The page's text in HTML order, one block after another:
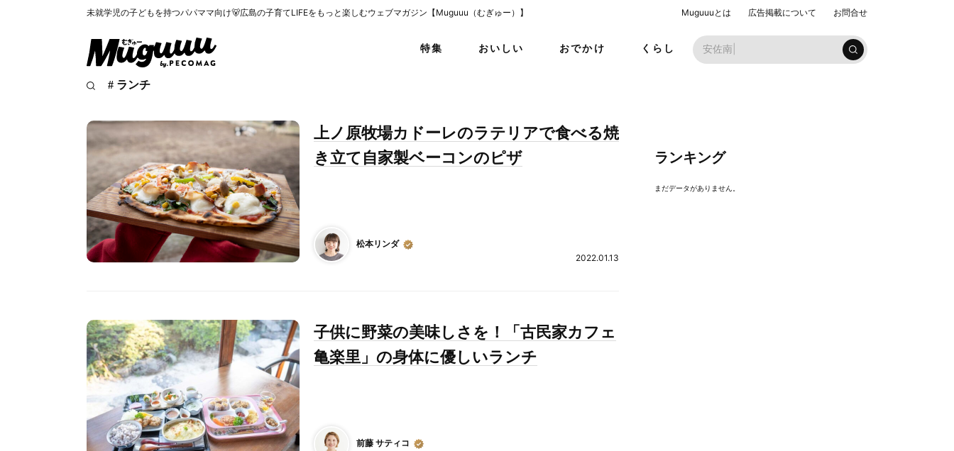
未就学児の子どもを持つパパママ向け🐻広島の子育てLIFEをもっと楽しむウェブマガジン【Muguuu（むぎゅー）】 Muguuuとは 広告掲載について お問合せ
特集 おいしい おでかけ くらし お子
# ランチ
上ノ原牧場カドーレのラテリアで食べる焼
き立て自家製ベーコンのピザ
松本リンダ
2022.01.13
子供に野菜の美味しさを！「古民家カフェ
亀楽里」の身体に優しいランチ
前藤 サティコ
ランキング
まだデータがありません。